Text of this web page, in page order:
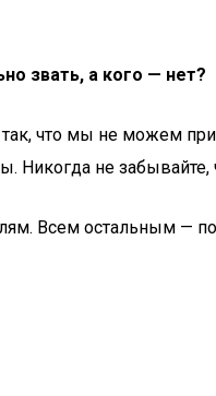
звать, а кого — нет?
что мы не можем
Никогда не
Всем остальным —